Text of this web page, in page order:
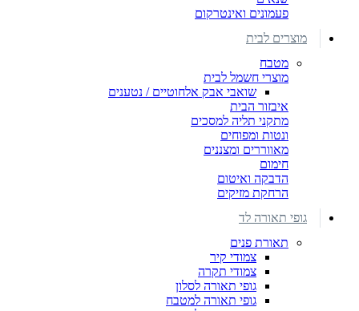
פעמונים ואינטרקום
מוצרים לבית
מטבח
מוצרי חשמל לבית
שואבי אבק אלחוטיים / נטענים
איבזור הבית
מתקני תליה למסכים
ונטות ומפוחים
מאווררים ומצננים
חימום
הדבקה ואיטום
הרחקת מזיקים
גופי תאורה לד
תאורת פנים
צמודי קיר
צמודי תקרה
גופי תאורה לסלון
גופי תאורה למטבח